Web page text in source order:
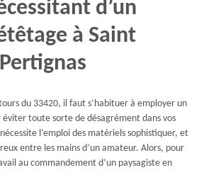
d’un
à Saint
du 33420, il faut s’habituer à employer un
toute sorte de désagrément dans vos
l’emploi des matériels sophistiquer, et
entre les mains d’un amateur. Alors, pour
au commandement d’un paysagiste en